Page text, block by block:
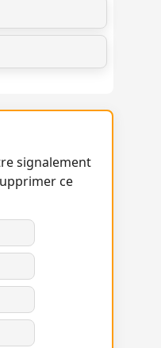
signalement
ce